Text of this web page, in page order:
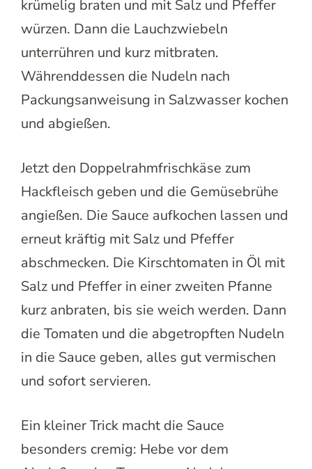
krümelig braten und mit Salz und Pfeffer
würzen. Dann die Lauchzwiebeln
unterrühren und kurz mitbraten.
Währenddessen die Nudeln nach
Packungsanweisung in Salzwasser kochen
und abgießen.
Jetzt den Doppelrahmfrischkäse zum
Hackfleisch geben und die Gemüsebrühe
angießen. Die Sauce aufkochen lassen und
erneut kräftig mit Salz und Pfeffer
abschmecken. Die Kirschtomaten in Öl mit
Salz und Pfeffer in einer zweiten Pfanne
kurz anbraten, bis sie weich werden. Dann
die Tomaten und die abgetropften Nudeln
in die Sauce geben, alles gut vermischen
und sofort servieren.
Ein kleiner Trick macht die Sauce
besonders cremig: Hebe vor dem